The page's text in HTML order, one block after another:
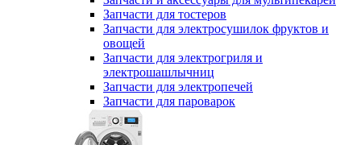
Запчасти для тостеров
Запчасти для электросушилок фруктов и
овощей
Запчасти для электрогриля и
электрошашлычниц
Запчасти для электропечей
Запчасти для пароварок